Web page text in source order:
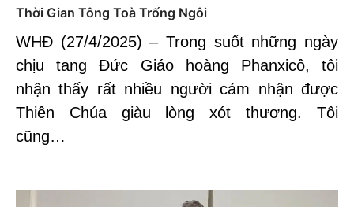
Thời Gian Tông Toà Trống Ngôi
WHĐ (27/4/2025) – Trong suốt những ngày
chịu tang Đức Giáo hoàng Phanxicô, tôi
nhận thấy rất nhiều người cảm nhận được
Thiên Chúa giàu lòng xót thương. Tôi
cũng…